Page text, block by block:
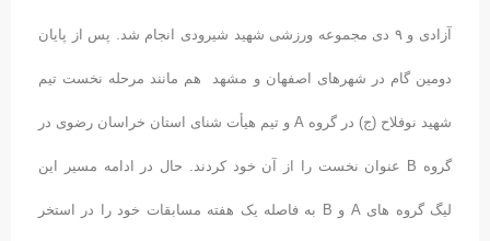
آزادی و ۹ دی مجموعه ورزشی شهید شیرودی انجام شد. پس از پایان
دومین گام در شهرهای اصفهان و مشهد هم مانند مرحله نخست تیم
شهید نوفلاح (ج) در گروه A و تیم هیأت شنای استان خراسان رضوی در
گروه B عنوان نخست را از آن خود کردند. حال در ادامه مسیر این
لیگ گروه های A و B به فاصله یک هفته مسابقات خود را در استخر